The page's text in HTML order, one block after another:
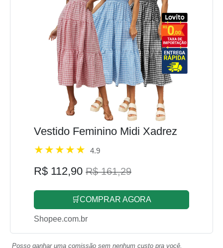
Vestido Feminino Midi Xadrez
4.9
R$ 112,90 R$ 161,29
🛒COMPRAR AGORA
Shopee.com.br
Posso ganhar uma comissão sem nenhum custo pra você.